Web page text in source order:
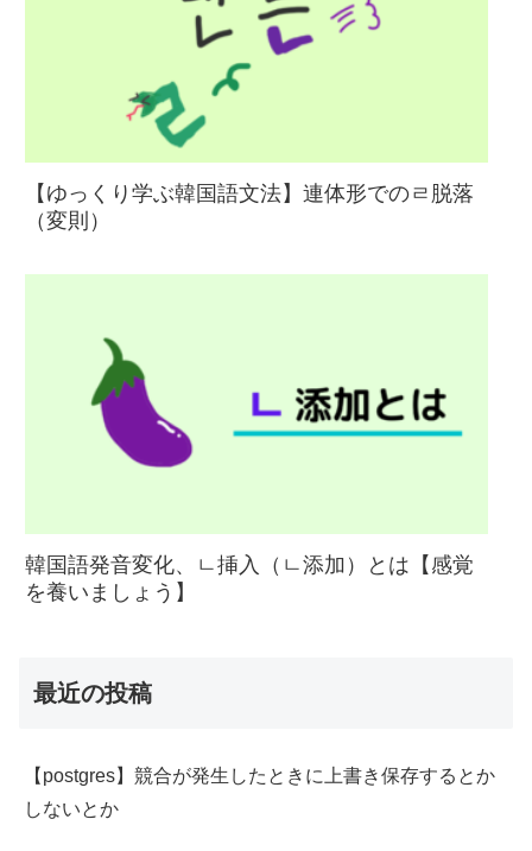
【ゆっくり学ぶ韓国語文法】連体形でのㄹ脱落
（変則）
韓国語発音変化、ㄴ挿入（ㄴ添加）とは【感覚
を養いましょう】
最近の投稿
【postgres】競合が発生したときに上書き保存するとか
しないとか